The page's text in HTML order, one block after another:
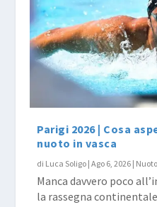
Parigi 2026 | Cosa
nuoto in vasca
di Luca Soligo |Ago 6, 2026 | Nuoto
Manca davvero poco
la rassegna